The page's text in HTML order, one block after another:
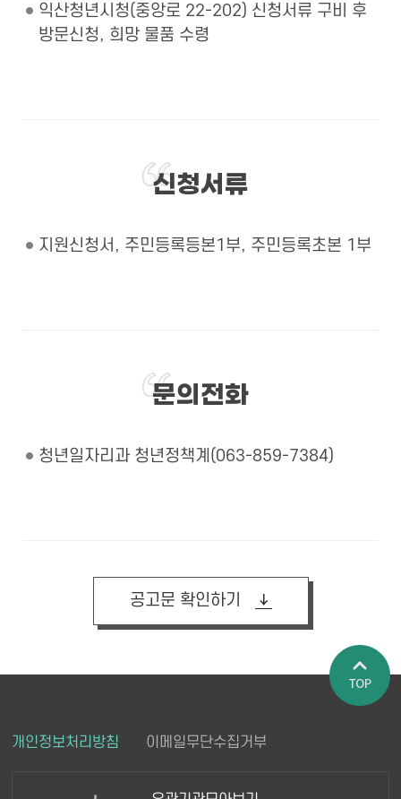
익산청년시청(중앙로 22-202) 신청서류 구비 후
방문신청, 희망 물품 수령
신청서류
지원신청서, 주민등록등본1부, 주민등록초본 1부
문의전화
청년일자리과 청년정책계(063-859-7384)
공고문 확인하기
개인정보처리방침 이메일무단수집거부